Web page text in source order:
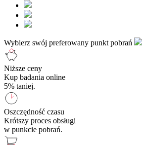
Wybierz swój preferowany punkt pobrań
Niższe ceny
Kup badania online
5% taniej.
Oszczędność czasu
Krótszy proces obsługi
w punkcie pobrań.